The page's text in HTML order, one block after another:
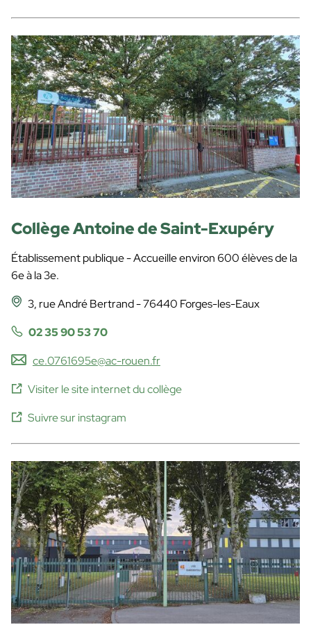
Collège Antoine de Saint-Exupéry
Établissement publique - Accueille environ 600 élèves de la
6e à la 3e.
3, rue André Bertrand - 76440 Forges-les-Eaux
02 35 90 53 70
ce.0761695e@ac-rouen.fr
Visiter le site internet du collège
Suivre sur instagram